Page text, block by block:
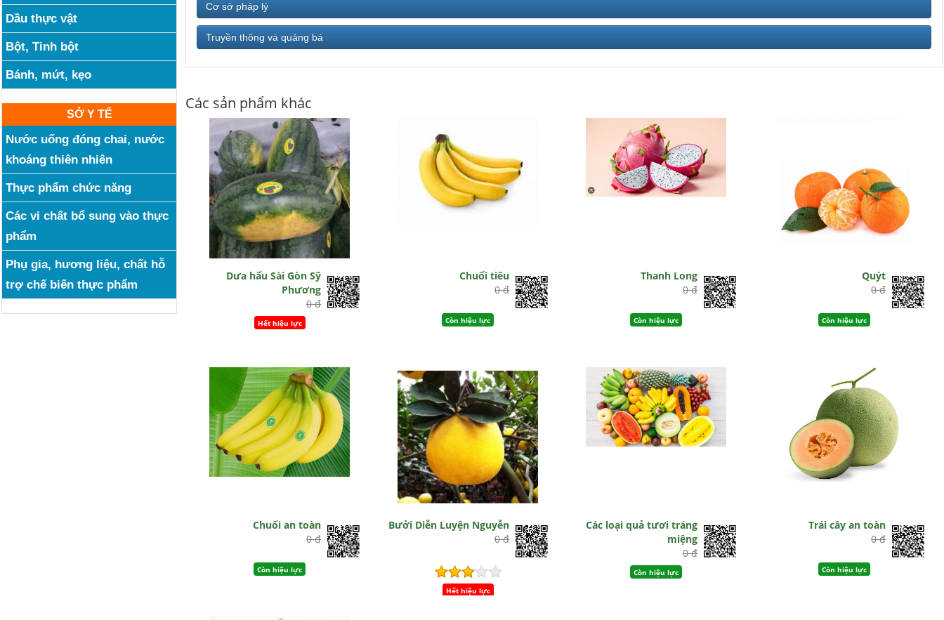
Dầu thực vật
Bột, Tinh bột
Bánh, mứt, kẹo
SỞ Y TẾ
Nước uống đóng chai, nước
khoáng thiên nhiên
Thực phẩm chức năng
Các vi chất bổ sung vào thực
phẩm
Phụ gia, hương liệu, chất hỗ
trợ chế biến thực phẩm
Cơ sở pháp lý
Truyền thông và quảng bá
Các sản phẩm khác
Dưa hấu Sài Gòn Sỹ
Phương
0 đ
Hết hiệu lực
Chuối tiêu
0 đ
Còn hiệu lực
Thanh Long
0 đ
Còn hiệu lực
Quýt
0 đ
Còn hiệu lực
Chuối an toàn
0 đ
Còn hiệu lực
Bưởi Diễn Luyện Nguyễn
0 đ
Hết hiệu lực
Các loại quả tươi tráng
miệng
0 đ
Còn hiệu lực
Trái cây an toàn
0 đ
Còn hiệu lực